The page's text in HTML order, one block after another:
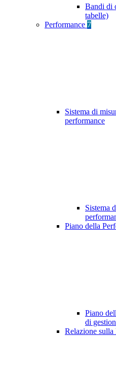
Bandi di
tabelle)
Performance 7
Sistema di
performance
Sistema
Piano della
Piano
di
Relazione sulla